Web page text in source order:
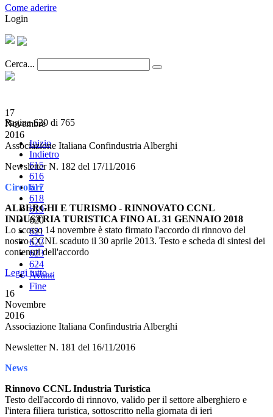
Come aderire
Login
Cerca...
17
Novembre
2016
Associazione Italiana Confindustria Alberghi
Newsletter N. 182 del 17/11/2016
Circolari
ALBERGHI E TURISMO - RINNOVATO CCNL
INDUSTRIA TURISTICA FINO AL 31 GENNAIO 2018
Lo scorso 14 novembre è stato firmato l'accordo di rinnovo del
nostro CCNL scaduto il 30 aprile 2013. Testo e scheda di sintesi dei
contenuti dell'accordo
Leggi tutto...
16
Novembre
2016
Associazione Italiana Confindustria Alberghi
Newsletter N. 181 del 16/11/2016
News
Rinnovo CCNL Industria Turistica
Testo dell'accordo di rinnovo, valido per il settore alberghiero e
l'intera filiera turistica, sottoscritto nella giornata di ieri
Pagina 620 di 765
Inizio
Indietro
615
616
617
618
619
620
621
622
623
624
Avanti
Fine